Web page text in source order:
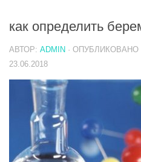
как определить
АВТОР: ADMIN · ОПУБЛИКОВАНО
23.06.2018